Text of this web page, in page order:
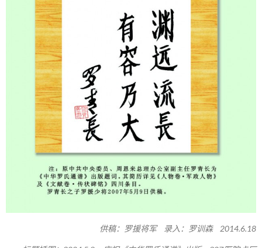
供稿：罗援将军 录入：罗训森 2014.6.18